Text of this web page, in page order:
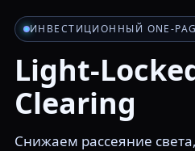
ИНВЕСТИЦИОННЫЙ ONE-
Light-
Clearing
Снижаем рассеяние